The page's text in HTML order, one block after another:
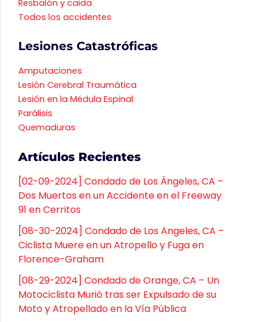
Resbalón y caida
Todos los accidentes
Lesiones Catastróficas
Amputaciones
Lesión Cerebral Traumática
Lesión en la Médula Espinal
Parálisis
Quemaduras
Artículos Recientes
[02-09-2024] Condado de Los Ángeles, CA –
Dos Muertos en un Accidente en el Freeway
91 en Cerritos
[08-30-2024] Condado de Los Angeles, CA –
Ciclista Muere en un Atropello y Fuga en
Florence-Graham
[08-29-2024] Condado de Orange, CA – Un
Motociclista Murió tras ser Expulsado de su
Moto y Atropellado en la Vía Pública